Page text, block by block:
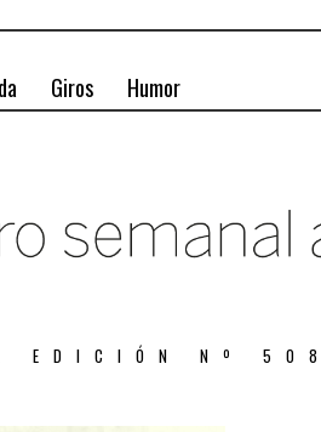
Giros Humor
EDICIÓN Nº 508